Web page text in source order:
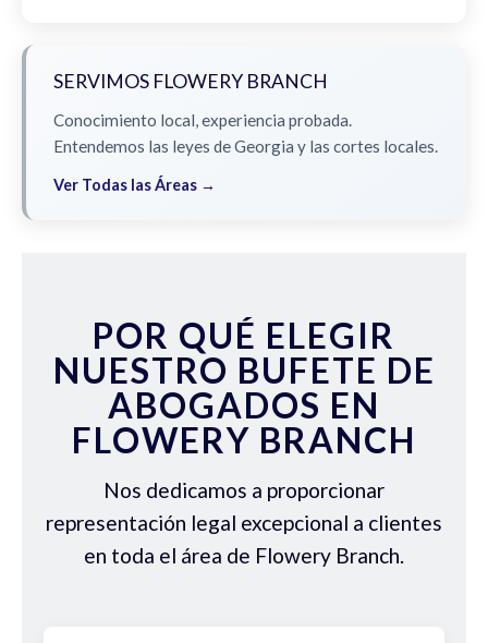
SERVIMOS FLOWERY BRANCH
Conocimiento local, experiencia probada.
Entendemos las leyes de Georgia y las cortes locales.
Ver Todas las Áreas →
POR QUÉ ELEGIR
NUESTRO BUFETE DE
ABOGADOS EN
FLOWERY BRANCH
Nos dedicamos a proporcionar
representación legal excepcional a clientes
en toda el área de Flowery Branch.